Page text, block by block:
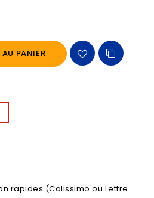
PANIER
rapides (Colissimo ou Lettre